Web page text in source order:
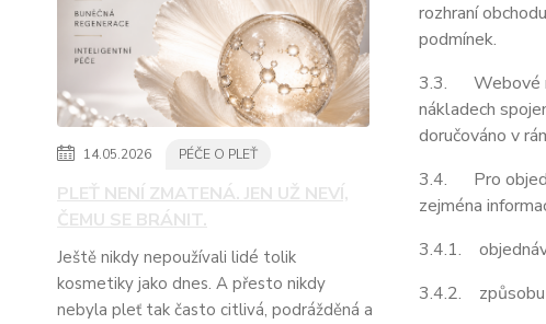
14.05.2026 PÉČE O PLEŤ
PLEŤ NENÍ ZMATENÁ. JEN UŽ NEVÍ,
ČEMU SE BRÁNIT.
Ještě nikdy nepoužívali lidé tolik
kosmetiky jako dnes. A přesto nikdy
nebyla pleť tak často citlivá, podrážděná a
rozhraní
podmínek.
3.3. Webové
nákladech
doručováno v
3.4. Pro
zejména
3.4.1.
3.4.2. způsobu